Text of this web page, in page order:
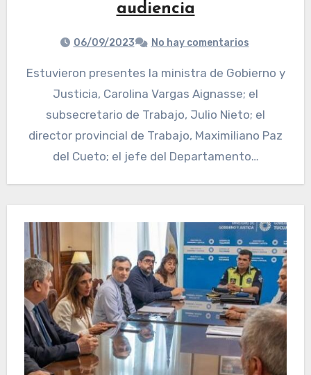
audiencia
06/09/2023 No hay comentarios
Estuvieron presentes la ministra de Gobierno y
Justicia, Carolina Vargas Aignasse; el
subsecretario de Trabajo, Julio Nieto; el
director provincial de Trabajo, Maximiliano Paz
del Cueto; el jefe del Departamento…